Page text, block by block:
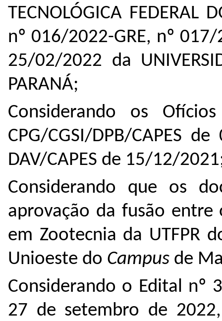
TECNOLÓGICA FEDERAL
nº 016/2022-GRE, nº
25/02/2022 da
PARANÁ;
Considerando os
CPG/CGSI/DPB/CAPES
DAV/CAPES de 15/12/
Considerando que os
aprovação da fusão entre
em Zootecnia da UTFPR
Unioeste do Campus de
Considerando o Edital nº
27 de setembro de